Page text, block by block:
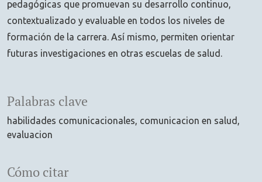
Palabras clave
habilidades comunicacionales comunicacion en salud
evaluacion
Cómo citar
pedagógicas que promuevan su desarrollo continuo,
contextualizado y evaluable en todos los niveles de
formación de la carrera. Así mismo, permiten orientar
futuras investigaciones en otras escuelas de salud.